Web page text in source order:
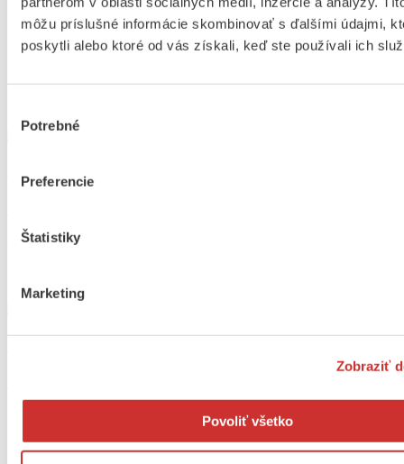
môžu príslušné informácie skombinovať s ďalšími údajmi,
poskytli alebo ktoré od vás získali, keď ste používali ich
súhlasu
Potrebné
Preferencie
Štatistiky
Marketing
Zobraziť
Povoliť všetko
Jáj bože prebože čo som urobila
Mládenci pri heligónke
Moja pieseň
Moja pieseň
15€